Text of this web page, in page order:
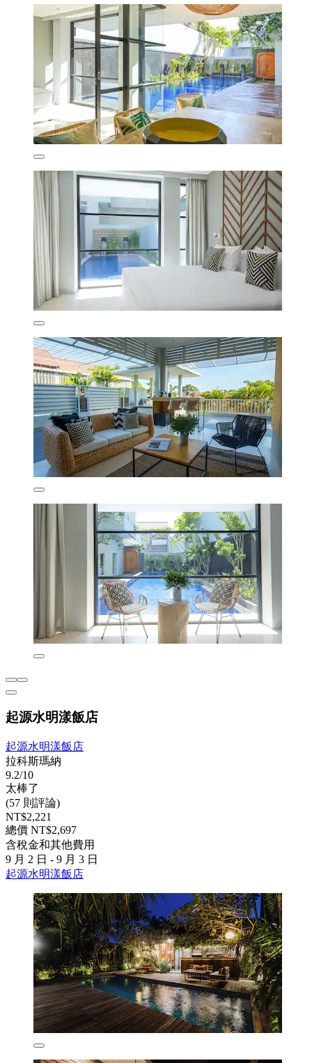
起源水明漾飯店
起源水明漾飯店
拉科斯瑪納
9.2/10
太棒了
(57 則評論)
NT$2,221
總價 NT$2,697
含稅金和其他費用
9 月 2 日 - 9 月 3 日
起源水明漾飯店